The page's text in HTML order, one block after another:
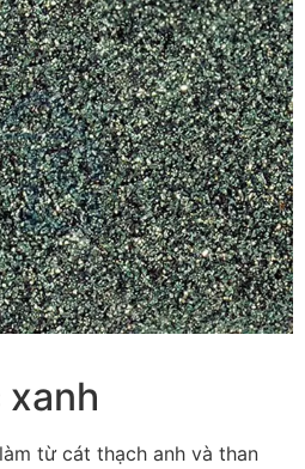
từ cát thạch anh và than